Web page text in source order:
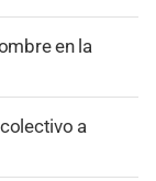
en la
a